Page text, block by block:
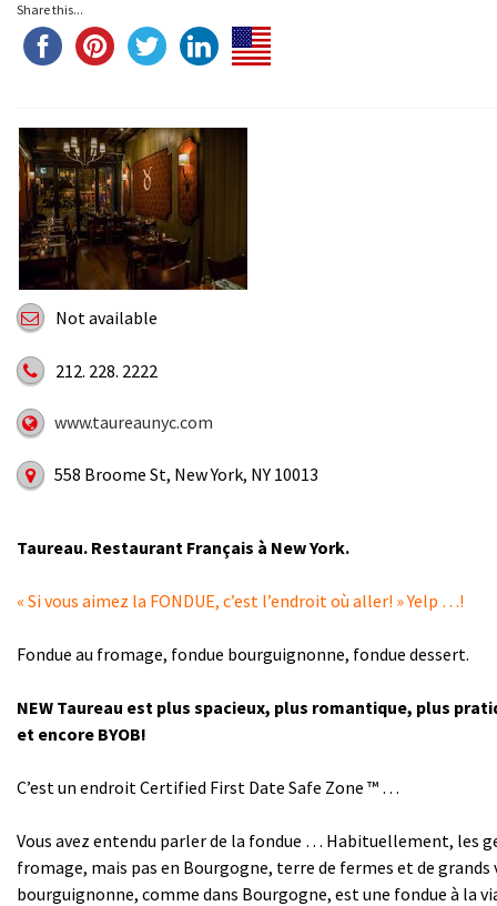
Share this...
Not available
212. 228. 2222
www.taureaunyc.com
558 Broome St, New York, NY 10013
Taureau. Restaurant Français à New York.
« Si vous aimez la FONDUE, c’est l’endroit où aller! » Yelp …!
Fondue au fromage, fondue bourguignonne, fondue dessert.
NEW Taureau est plus spacieux, plus romantique, plus
et encore BYOB!
C’est un endroit Certified First Date Safe Zone ™ …
Vous avez entendu parler de la fondue … Habituellement, les
fromage, mais pas en Bourgogne, terre de fermes et de grands
bourguignonne, comme dans Bourgogne, est une fondue à la